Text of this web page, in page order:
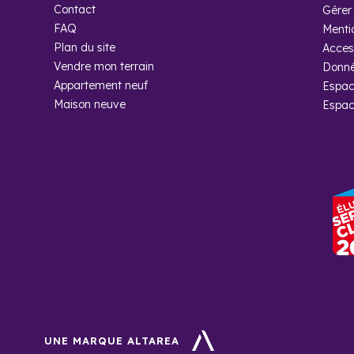
Foire
Quel est le
Pourquoi
Cogedim ?
Cogedim,
Contact
FAQ
Plan du site
Vendre mon terrain
Appartement neuf
Maison neuve
Gérer
UNE MARQUE ALTAREA